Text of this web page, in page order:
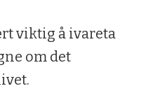
viktig å ivareta
om det